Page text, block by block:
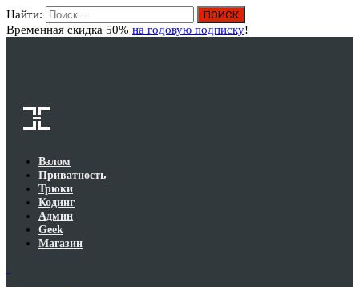
Найти:
Временная скидка 50% на годовую подписку!
Взлом
Приватность
Трюки
Кодинг
Админ
Geek
Магазин